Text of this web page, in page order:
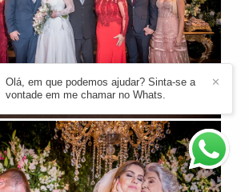
✕
Olá, em que podemos ajudar? Sinta-se a
vontade em me chamar no Whats.